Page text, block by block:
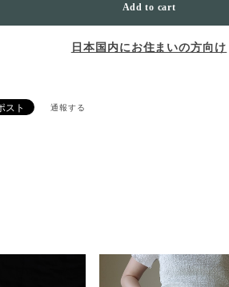
Add to cart
日本国内にお住まいの方向け
通報する